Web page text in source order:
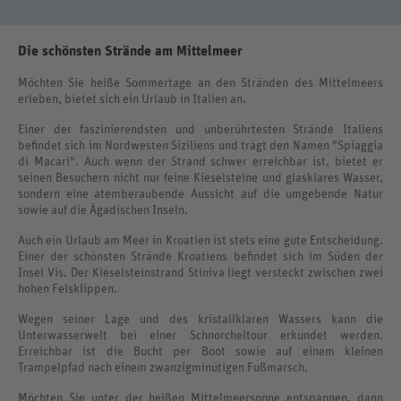
Die schönsten Strände am Mittelmeer
Möchten Sie heiße Sommertage an den Stränden des Mittelmeers
erleben, bietet sich ein Urlaub in Italien an.
Einer der faszinierendsten und unberührtesten Strände Italiens
befindet sich im Nordwesten Siziliens und trägt den Namen "Spiaggia
di Macari". Auch wenn der Strand schwer erreichbar ist, bietet er
seinen Besuchern nicht nur feine Kieselsteine und glasklares Wasser,
sondern eine atemberaubende Aussicht auf die umgebende Natur
sowie auf die Ägadischen Inseln.
Auch ein Urlaub am Meer in Kroatien ist stets eine gute Entscheidung.
Einer der schönsten Strände Kroatiens befindet sich im Süden der
Insel Vis. Der Kieselsteinstrand Stiniva liegt versteckt zwischen zwei
hohen Felsklippen.
Wegen seiner Lage und des kristallklaren Wassers kann die
Unterwasserwelt bei einer Schnorcheltour erkundet werden.
Erreichbar ist die Bucht per Boot sowie auf einem kleinen
Trampelpfad nach einem zwanzigminütigen Fußmarsch.